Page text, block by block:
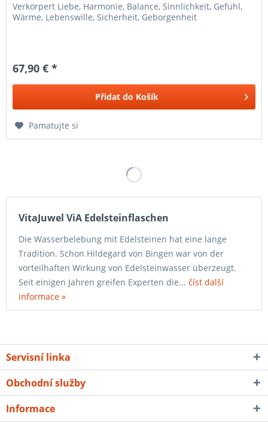
Verkörpert Liebe, Harmonie, Balance, Sinnlichkeit, Gefühl,
Wärme, Lebenswille, Sicherheit, Geborgenheit
67,90 € *
Přidat do Košík
Pamatujte si
VitaJuwel ViA Edelsteinflaschen
Die Wasserbelebung mit Edelsteinen hat eine lange
Tradition. Schon Hildegard von Bingen war von der
vorteilhaften Wirkung von Edelsteinwasser überzeugt.
Seit einigen Jahren greifen Experten die... číst další
informace »
Servisní linka
Obchodní služby
Informace